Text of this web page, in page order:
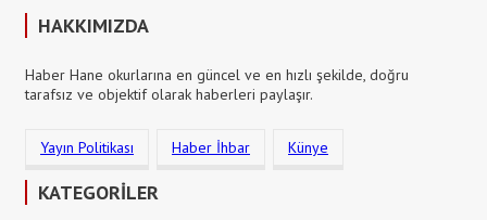
HAKKIMIZDA
Haber Hane okurlarına en güncel ve en hızlı şekilde, doğru
tarafsız ve objektif olarak haberleri paylaşır.
Yayın Politikası Haber İhbar Künye
KATEGORİLER